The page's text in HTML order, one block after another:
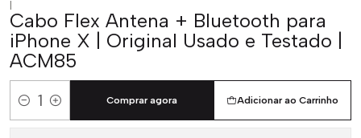
|
Cabo Flex Antena + Bluetooth para
iPhone X | Original Usado e Testado |
ACM85
Quantidade
Adicionar ao Carrinho
Comprar agora